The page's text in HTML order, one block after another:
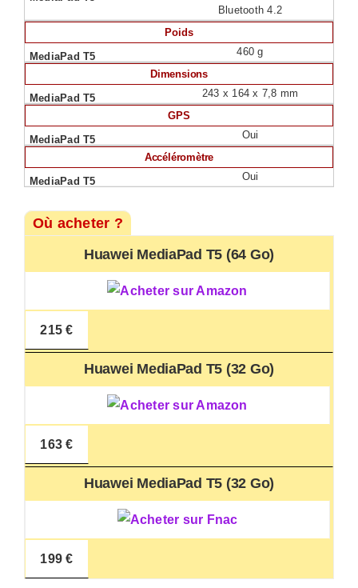
Bluetooth 4.2
Poids
460 g
Dimensions
243 x 164 x 7,8 mm
GPS
Oui
Accéléromètre
Oui
Où acheter ?
Huawei MediaPad T5 (64 Go)
215 €
Huawei MediaPad T5 (32 Go)
163 €
Huawei MediaPad T5 (32 Go)
199 €